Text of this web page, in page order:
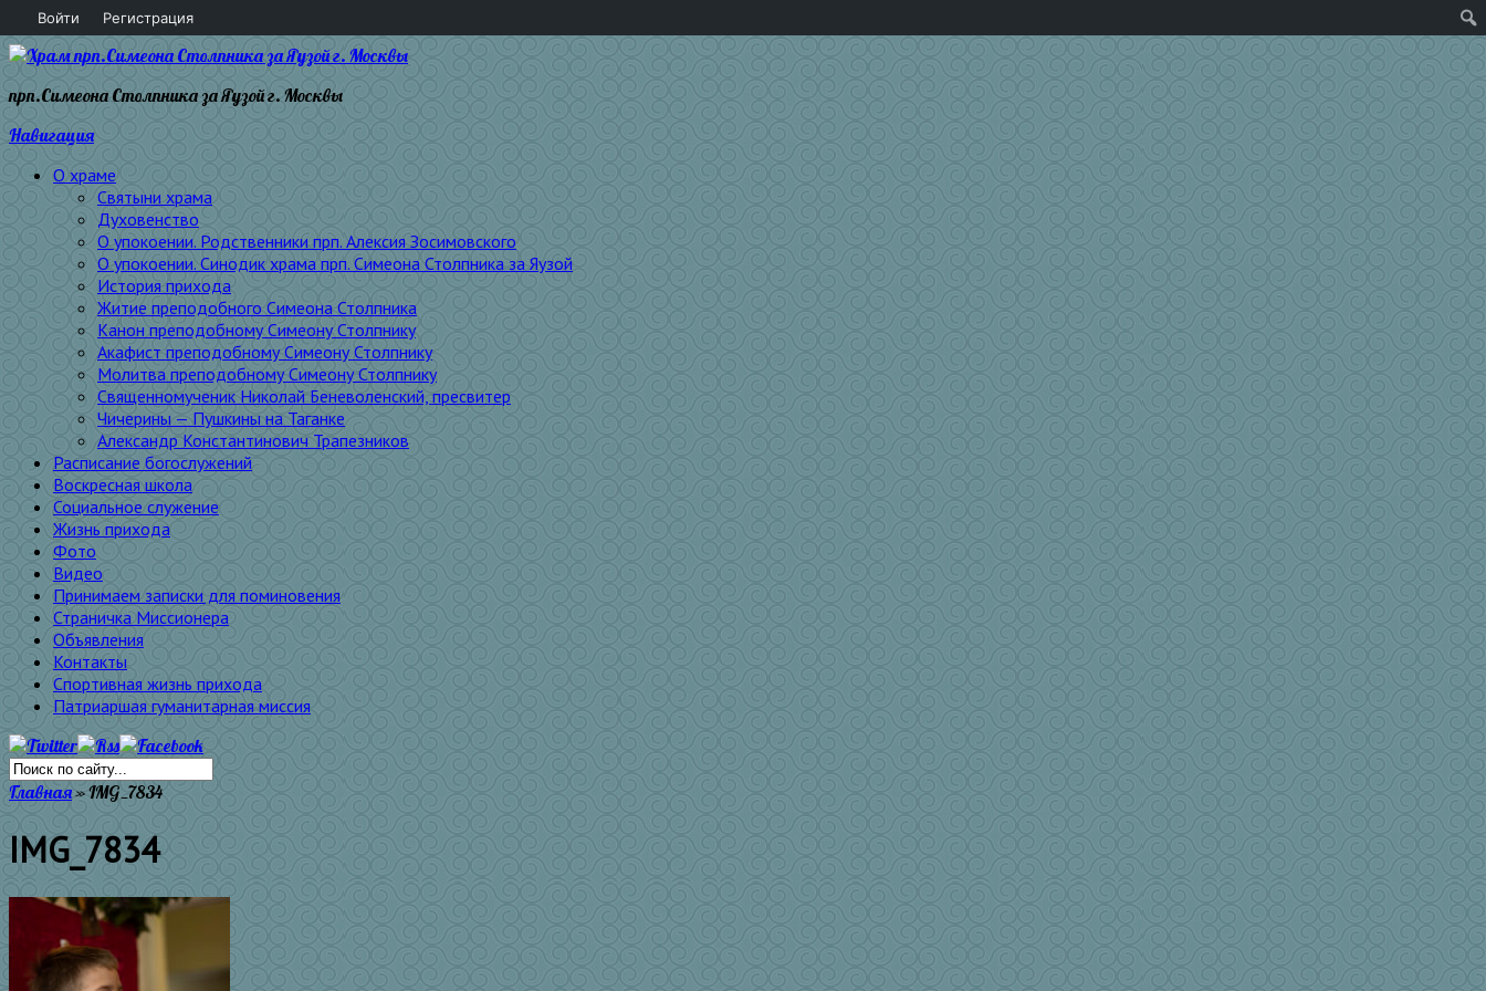
прп.Симеона Столпника за Яузой г. Москвы
Навигация
О храме
Святыни храма
Духовенство
О упокоении. Родственники прп. Алексия Зосимовского
О упокоении. Синодик храма прп. Симеона Столпника за Яузой
История прихода
Житие преподобного Симеона Столпника
Канон преподобному Симеону Столпнику
Акафист преподобному Симеону Столпнику
Молитва преподобному Симеону Столпнику
Священномученик Николай Беневоленский, пресвитер
Чичерины — Пушкины на Таганке
Александр Константинович Трапезников
Расписание богослужений
Воскресная школа
Социальное служение
Жизнь прихода
Фото
Видео
Принимаем записки для поминовения
Страничка Миссионера
Объявления
Контакты
Спортивная жизнь прихода
Патриаршая гуманитарная миссия
Главная»IMG_7834
IMG_7834
Войти Регистрация